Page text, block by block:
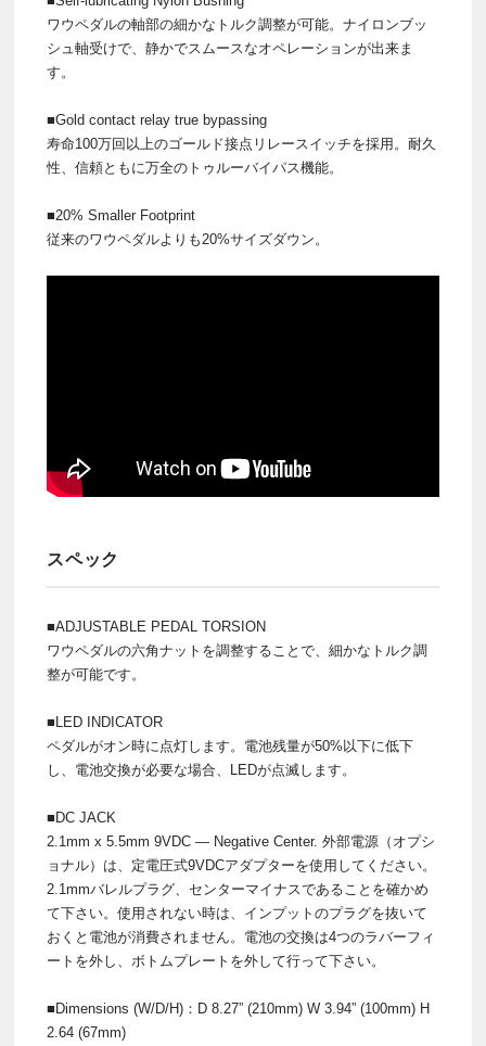
ワウペダルの軸部の細かなトルク調整が可能。ナイロンブッ
シュ軸受けで、静かでスムースなオペレーションが出来ま
す。
■Gold contact relay true bypassing
寿命100万回以上のゴールド接点リレースイッチを採用。耐久
性、信頼ともに万全のトゥルーバイパス機能。
■20% Smaller Footprint
従来のワウペダルよりも20%サイズダウン。
スペック
■ADJUSTABLE PEDAL TORSION
ワウペダルの六角ナットを調整することで、細かなトルク調
整が可能です。
■LED INDICATOR
ペダルがオン時に点灯します。電池残量が50%以下に低下
し、電池交換が必要な場合、LEDが点滅します。
■DC JACK
2.1mm x 5.5mm 9VDC — Negative Center. 外部電源（オプシ
ョナル）は、定電圧式9VDCアダプターを使用してください。
2.1mmバレルプラグ、センターマイナスであることを確かめ
て下さい。使用されない時は、インプットのプラグを抜いて
おくと電池が消費されません。電池の交換は4つのラバーフィ
ートを外し、ボトムプレートを外して行って下さい。
■Dimensions (W/D/H)：D 8.27” (210mm) W 3.94” (100mm) H
2.64 (67mm)